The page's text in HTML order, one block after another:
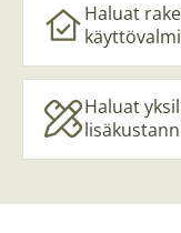
Haluat
Haluat